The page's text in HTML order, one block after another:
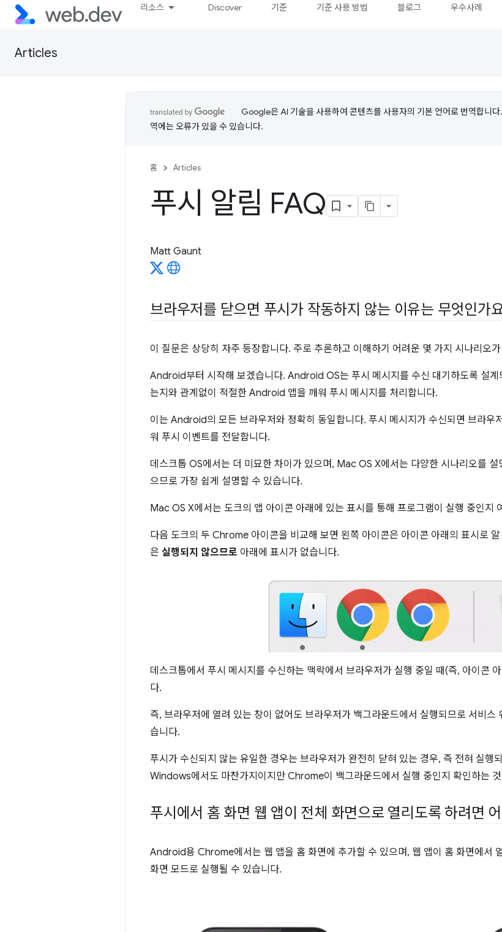
리소스 Discover 기준 기준 사용 방법 블로그 우수사례
Articles
Google은 AI 기술을 사용하여 콘텐츠를 사용자의 기본 언어로 번역합니다
역에는 오류가 있을 수 있습니다.
홈 Articles
푸시 알림 FAQ
Matt Gaunt
브라우저를 닫으면 푸시가 작동하지 않는 이유는 무엇인가
이 질문은 상당히 자주 등장합니다. 주로 추론하고 이해하기 어려운 몇 가지 시나리오
Android부터 시작해 보겠습니다. Android OS는 푸시 메시지를 수신 대기하도록 설계
는지와 관계없이 적절한 Android 앱을 깨워 푸시 메시지를 처리합니다.
이는 Android의 모든 브라우저와 정확히 동일합니다. 푸시 메시지가 수신되면 브라우
워 푸시 이벤트를 전달합니다.
데스크톱 OS에서는 더 미묘한 차이가 있으며, Mac OS X에서는 다양한 시나리오를
으므로 가장 쉽게 설명할 수 있습니다.
Mac OS X에서는 도크의 앱 아이콘 아래에 있는 표시를 통해 프로그램이 실행 중인지
다음 도크의 두 Chrome 아이콘을 비교해 보면 왼쪽 아이콘은 아이콘 아래의 표시로
은 실행되지 않으므로 아래에 표시가 없습니다.
데스크톱에서 푸시 메시지를 수신하는 맥락에서 브라우저가 실행 중일 때(즉, 아이콘
다.
즉, 브라우저에 열려 있는 창이 없어도 브라우저가 백그라운드에서 실행되므로 서비스
습니다.
푸시가 수신되지 않는 유일한 경우는 브라우저가 완전히 닫혀 있는 경우, 즉 전혀 실행
Windows에서도 마찬가지이지만 Chrome이 백그라운드에서 실행 중인지 확인하는
푸시에서 홈 화면 웹 앱이 전체 화면으로 열리도록 하려면
Android용 Chrome에서는 웹 앱을 홈 화면에 추가할 수 있으며, 웹 앱이 홈 화면에서
화면 모드로 실행될 수 있습니다.